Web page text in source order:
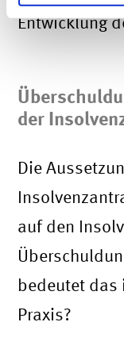
Entwicklung
der
Die
auf den
bedeutet das
Praxis?